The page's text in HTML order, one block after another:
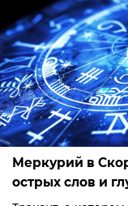
Меркурий в
острых слов и